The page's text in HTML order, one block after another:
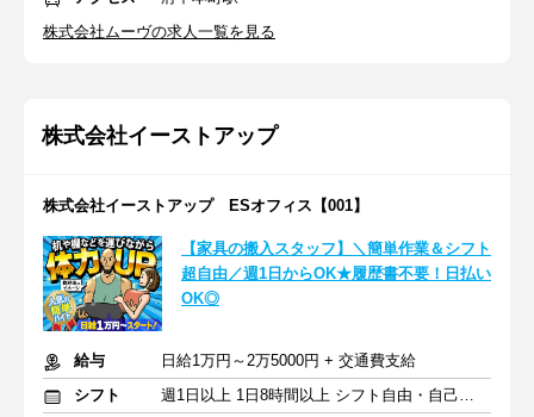
株式会社ムーヴの求人一覧を見る
株式会社イーストアップ
株式会社イーストアップ ESオフィス【001】
【家具の搬入スタッフ】＼簡単作業＆シフト
超自由／週1日からOK★履歴書不要！日払い
OK◎
給与
日給1万円～2万5000円 + 交通費支給
シフト
週1日以上 1日8時間以上 シフト自由・自己申告